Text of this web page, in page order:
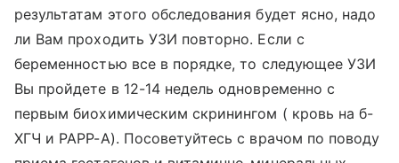
результатам этого обследования будет ясно, надо
ли Вам проходить УЗИ повторно. Если с
беременностью все в порядке, то следующее УЗИ
Вы пройдете в 12-14 недель одновременно с
первым биохимическим скринингом ( кровь на б-
ХГЧ и РАРР-А). Посоветуйтесь с врачом по поводу